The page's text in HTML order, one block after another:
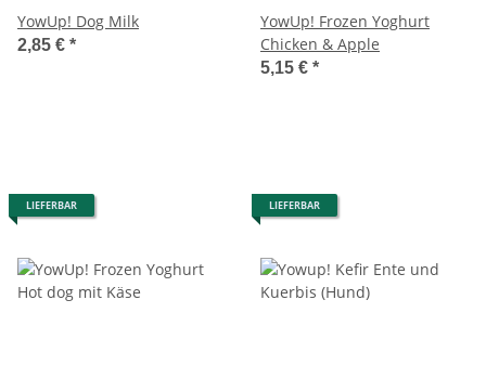
YowUp! Dog Milk
2,85 € *
YowUp! Frozen Yoghurt
Chicken & Apple
5,15 € *
LIEFERBAR LIEFERBAR